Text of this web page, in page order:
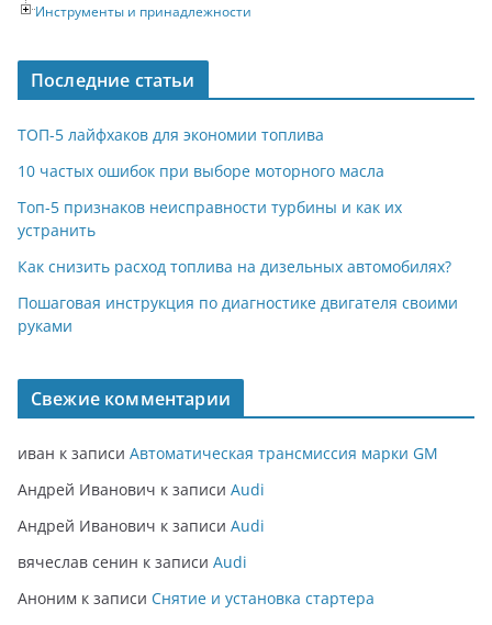
Инструменты и принадлежности
Последние статьи
ТОП-5 лайфхаков для экономии топлива
10 частых ошибок при выборе моторного масла
Топ-5 признаков неисправности турбины и как их
устранить
Как снизить расход топлива на дизельных автомобилях?
Пошаговая инструкция по диагностике двигателя своими
руками
Свежие комментарии
иван к записи Автоматическая трансмиссия марки GM
Андрей Иванович к записи Audi
Андрей Иванович к записи Audi
вячеслав сенин к записи Audi
Аноним к записи Снятие и установка стартера